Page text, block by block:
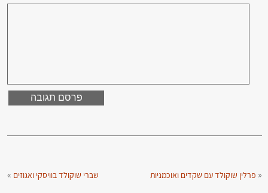
« פרלין שוקולד עם שקדים ואוכמניות שברי שוקולד בוויסקי ואגוזים»